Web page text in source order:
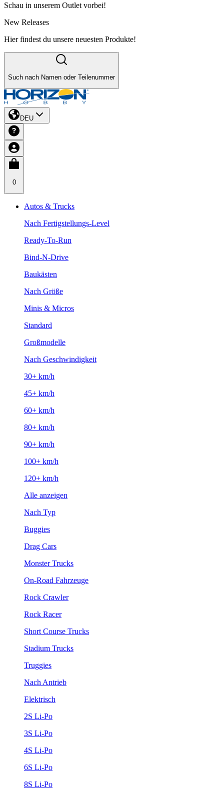
Schau in unserem Outlet vorbei!
New Releases
Hier findest du unsere neuesten Produkte!
Such nach Namen oder Teilenummer
DEU
0
Autos & Trucks
Nach Fertigstellungs-Level
Ready-To-Run
Bind-N-Drive
Baukästen
Nach Größe
Minis & Micros
Standard
Großmodelle
Nach Geschwindigkeit
30+ km/h
45+ km/h
60+ km/h
80+ km/h
90+ km/h
100+ km/h
120+ km/h
Alle anzeigen
Nach Typ
Buggies
Drag Cars
Monster Trucks
On-Road Fahrzeuge
Rock Crawler
Rock Racer
Short Course Trucks
Stadium Trucks
Truggies
Nach Antrieb
Elektrisch
2S Li-Po
3S Li-Po
4S Li-Po
6S Li-Po
8S Li-Po